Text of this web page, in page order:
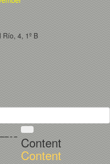
4, 1º B
Content
Content